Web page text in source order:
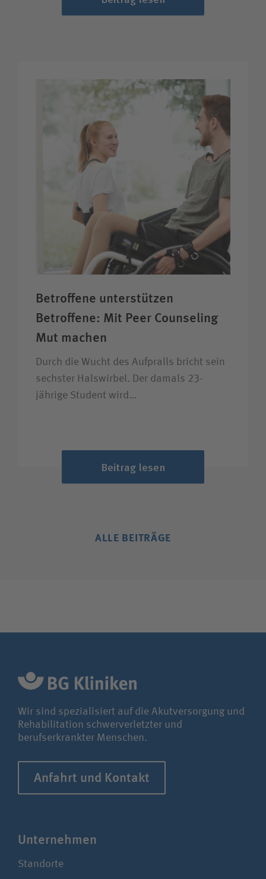
Betroffene unter­stützen
Betroffene: Mit Peer Counseling
Mut machen
Durch die Wucht des Aufpralls bricht sein
sechster Halswirbel. Der damals 23-
jährige Student wird…
Beitrag lesen
ALLE BEITRÄGE
Wir sind spezialisiert auf die Akutversorgung und
Rehabilitation schwerverletzter und
berufserkrankter Menschen.
Anfahrt und Kontakt
Unter­nehmen
Standorte